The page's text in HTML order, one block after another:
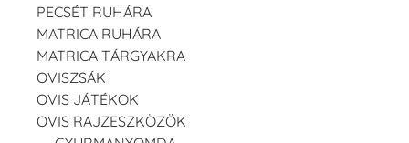
PECSÉT RUHÁRA
MATRICA RUHÁRA
MATRICA TÁRGYAKRA
OVISZSÁK
OVIS JÁTÉKOK
OVIS RAJZESZKÖZÖK